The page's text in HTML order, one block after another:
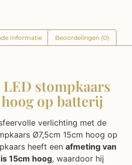
Informatie Beoordelingen (0)
stompkaars
hoog op batterij
verlichting met de
Ø7,5cm 15cm hoog op
heeft een afmeting van
15cm hoog, waardoor hij